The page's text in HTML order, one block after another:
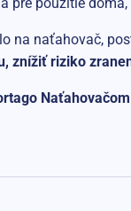
na naťahovač,
znížiť riziko